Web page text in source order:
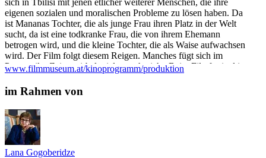
eigenen sozialen und moralischen Probleme zu lösen haben. Da
ist Mananas Tochter, die als junge Frau ihren Platz in der Welt
sucht, da ist eine todkranke Frau, die von ihrem Ehemann
betrogen wird, und die kleine Tochter, die als Waise aufwachsen
wird. Der Film folgt diesem Reigen. Manches fügt sich im
Perestroika-Zeitenwirbel, vieles auch nicht. Beim Filmfestival in
Tokio 1987 bekam Gogoberidze für ihren Film von Jurypräsident
Gregory Peck den Preis für die Beste Regie überreicht.
(G.B./B.W.)
...Mehr lesen
www.filmmuseum.at/kinoprogramm/produktion
im Rahmen von
Lana Gogoberidze